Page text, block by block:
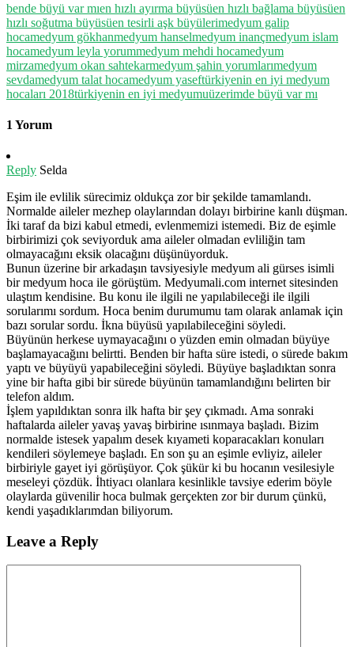
bende büyü var mıen hızlı ayırma büyüsüen hızlı bağlama büyüsüen
hızlı soğutma büyüsüen tesirli aşk büyülerimedyum galip
hocamedyum gökhanmedyum hanselmedyum inançmedyum islam
hocamedyum leyla yorummedyum mehdi hocamedyum
mirzamedyum okan sahtekarmedyum şahin yorumlarımedyum
sevdamedyum talat hocamedyum yaseftürkiyenin en iyi medyum
hocaları 2018türkiyenin en iyi medyumuüzerimde büyü var mı
1 Yorum
Reply Selda
Eşim ile evlilik sürecimiz oldukça zor bir şekilde tamamlandı.
Normalde aileler mezhep olaylarından dolayı birbirine kanlı düşman.
İki taraf da bizi kabul etmedi, evlenmemizi istemedi. Biz de eşimle
birbirimizi çok seviyorduk ama aileler olmadan evliliğin tam
olmayacağını eksik olacağını düşünüyorduk.
Bunun üzerine bir arkadaşın tavsiyesiyle medyum ali gürses isimli
bir medyum hoca ile görüştüm. Medyumali.com internet sitesinden
ulaştım kendisine. Bu konu ile ilgili ne yapılabileceği ile ilgili
sorularımı sordum. Hoca benim durumumu tam olarak anlamak için
bazı sorular sordu. İkna büyüsü yapılabileceğini söyledi.
Büyünün herkese uymayacağını o yüzden emin olmadan büyüye
başlamayacağını belirtti. Benden bir hafta süre istedi, o sürede bakım
yaptı ve büyüyü yapabileceğini söyledi. Büyüye başladıktan sonra
yine bir hafta gibi bir sürede büyünün tamamlandığını belirten bir
telefon aldım.
İşlem yapıldıktan sonra ilk hafta bir şey çıkmadı. Ama sonraki
haftalarda aileler yavaş yavaş birbirine ısınmaya başladı. Bizim
normalde istesek yapalım desek kıyameti koparacakları konuları
kendileri söylemeye başladı. En son şu an eşimle evliyiz, aileler
birbiriyle gayet iyi görüşüyor. Çok şükür ki bu hocanın vesilesiyle
meseleyi çözdük. İhtiyacı olanlara kesinlikle tavsiye ederim böyle
olaylarda güvenilir hoca bulmak gerçekten zor bir durum çünkü,
kendi yaşadıklarımdan biliyorum.
Leave a Reply